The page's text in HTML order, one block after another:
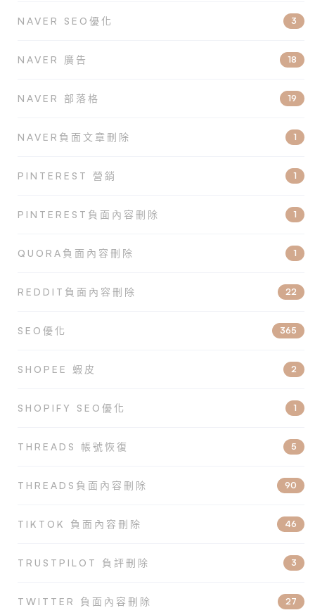
NAVER SEO優化 3
NAVER 廣告 18
NAVER 部落格 19
NAVER負面文章刪除 1
PINTEREST 營銷 1
PINTEREST負面內容刪除 1
QUORA負面內容刪除 1
REDDIT負面內容刪除 22
SEO優化 365
SHOPEE 蝦皮 2
SHOPIFY SEO優化 1
THREADS 帳號恢復 5
THREADS負面內容刪除 90
TIKTOK 負面內容刪除 46
TRUSTPILOT 負評刪除 3
TWITTER 負面內容刪除 27